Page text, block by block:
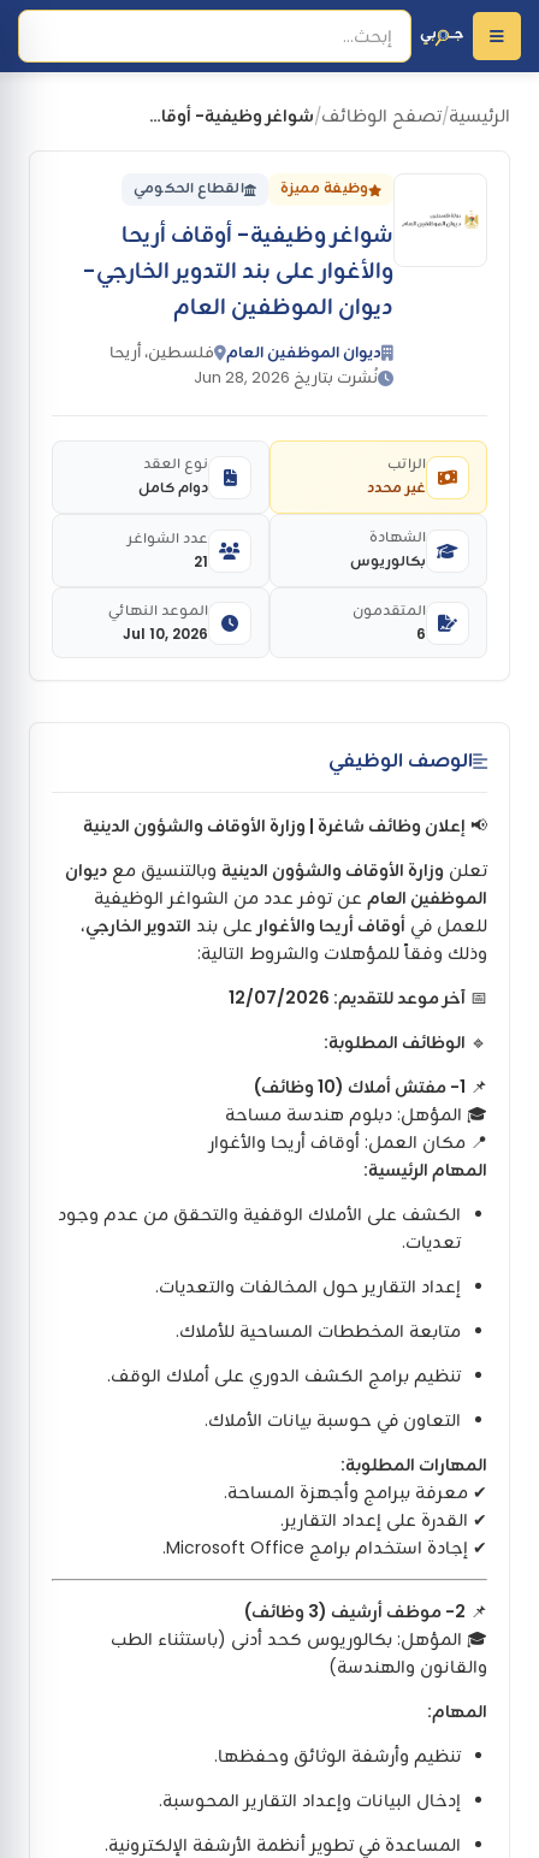
الرئيسية/تصفح الوظائف/ شواغر وظيفية- أوقاف أريحا والأغوار على بند التدوير الخارجي- ديوان الموظفين العام
وظيفة مميزة القطاع الحكومي
شواغر وظيفية- أوقاف أريحا
والأغوار على بند التدوير الخارجي-
ديوان الموظفين العام
ديوان الموظفين العام فلسطين، أريحا
نُشرت بتاريخ Jun 28, 2026
غير محدد
الراتب
دوام كامل
نوع العقد
بكالوريوس
الشهادة
21
عدد الشواغر
6
المتقدمون
Jul 10, 2026
الموعد النهائي
الوصف الوظيفي
📢 إعلان وظائف شاغرة | وزارة الأوقاف والشؤون الدينية
تعلن وزارة الأوقاف والشؤون الدينية وبالتنسيق مع ديوان
الموظفين العام عن توفر عدد من الشواغر الوظيفية
للعمل في أوقاف أريحا والأغوار على بند التدوير الخارجي،
وذلك وفقاً للمؤهلات والشروط التالية:
📅 آخر موعد للتقديم: 12/07/2026
🔹 الوظائف المطلوبة:
📌 1- مفتش أملاك (10 وظائف)
🎓 المؤهل: دبلوم هندسة مساحة
📍 مكان العمل: أوقاف أريحا والأغوار
المهام الرئيسية:
الكشف على الأملاك الوقفية والتحقق من عدم وجود
تعديات.
إعداد التقارير حول المخالفات والتعديات.
متابعة المخططات المساحية للأملاك.
تنظيم برامج الكشف الدوري على أملاك الوقف.
التعاون في حوسبة بيانات الأملاك.
المهارات المطلوبة:
✔ معرفة ببرامج وأجهزة المساحة.
✔ القدرة على إعداد التقارير.
✔ إجادة استخدام برامج Microsoft Office.
📌 2- موظف أرشيف (3 وظائف)
🎓 المؤهل: بكالوريوس كحد أدنى (باستثناء الطب
والقانون والهندسة)
المهام:
تنظيم وأرشفة الوثائق وحفظها.
إدخال البيانات وإعداد التقارير المحوسبة.
المساعدة في تطوير أنظمة الأرشفة الإلكترونية.